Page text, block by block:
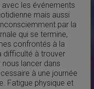
avec les événements
mais aussi
par la
qui se termine,
confrontés à la
difficulté à trouver
nous lancer dans
à une journée
Fatigue physique et